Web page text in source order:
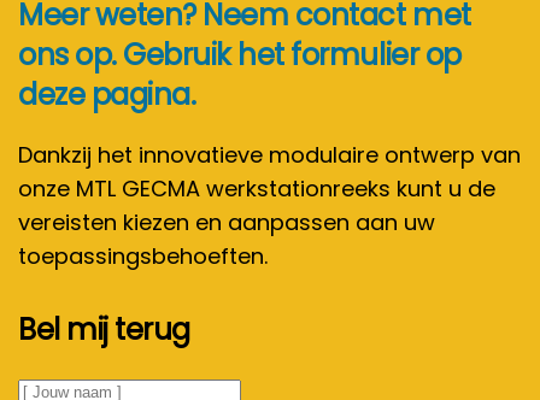
Meer weten? Neem contact met
ons op. Gebruik het formulier op
deze pagina.
Dankzij het innovatieve modulaire ontwerp van
onze MTL GECMA werkstationreeks kunt u de
vereisten kiezen en aanpassen aan uw
toepassingsbehoeften.
Bel mij terug